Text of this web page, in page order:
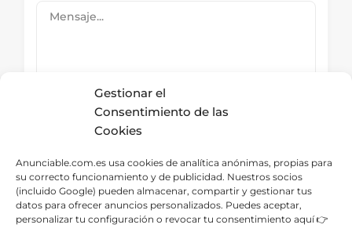
Gestionar el
Consentimiento de las
Cookies
Anunciable.com.es usa cookies de analítica anónimas, propias para
su correcto funcionamiento y de publicidad. Nuestros socios
(incluido Google) pueden almacenar, compartir y gestionar tus
datos para ofrecer anuncios personalizados. Puedes aceptar,
personalizar tu configuración o revocar tu consentimiento aquí 👉
Submit Now
Directorio – Categorías